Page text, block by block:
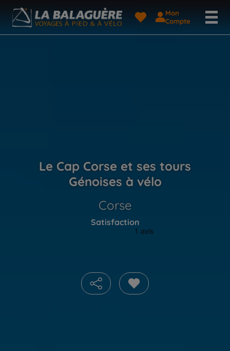
Mon
Compte
Le Cap Corse et ses tours
Génoises à vélo
Corse
Satisfaction